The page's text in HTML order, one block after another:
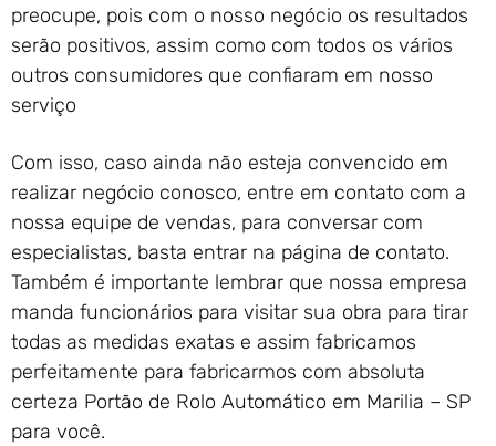
preocupe, pois com o nosso negócio os resultados
serão positivos, assim como com todos os vários
outros consumidores que confiaram em nosso
serviço
Com isso, caso ainda não esteja convencido em
realizar negócio conosco, entre em contato com a
nossa equipe de vendas, para conversar com
especialistas, basta entrar na página de contato.
Também é importante lembrar que nossa empresa
manda funcionários para visitar sua obra para tirar
todas as medidas exatas e assim fabricamos
perfeitamente para fabricarmos com absoluta
certeza Portão de Rolo Automático em Marilia – SP
para você.